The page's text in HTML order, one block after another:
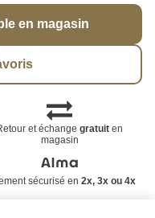
en magasin
et échangegratuit en
magasin
sécurisé en 2x, 3x ou 4x